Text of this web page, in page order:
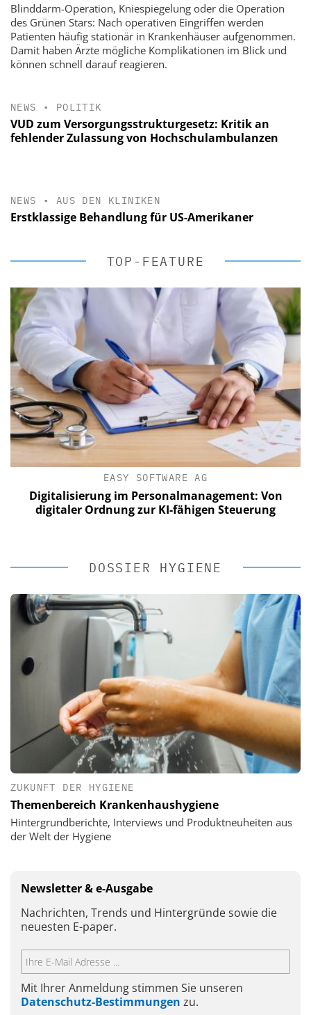
Blinddarm-Operation, Kniespiegelung oder die Operation
des Grünen Stars: Nach operativen Eingriffen werden
Patienten häufig stationär in Krankenhäuser aufgenommen.
Damit haben Ärzte mögliche Komplikationen im Blick und
können schnell darauf reagieren.
NEWS • POLITIK
VUD zum Versorgungsstrukturgesetz: Kritik an
fehlender Zulassung von Hochschulambulanzen
NEWS • AUS DEN KLINIKEN
Erstklassige Behandlung für US-Amerikaner
TOP-FEATURE
EASY SOFTWARE AG
Digitalisierung im Personalmanagement: Von
digitaler Ordnung zur KI-fähigen Steuerung
DOSSIER HYGIENE
ZUKUNFT DER HYGIENE
Themenbereich Krankenhaushygiene
Hintergrundberichte, Interviews und Produktneuheiten aus
der Welt der Hygiene
Newsletter & e-Ausgabe
Nachrichten, Trends und Hintergründe sowie die
neuesten E-paper.
Mit Ihrer Anmeldung stimmen Sie unseren
Datenschutz-Bestimmungen zu.